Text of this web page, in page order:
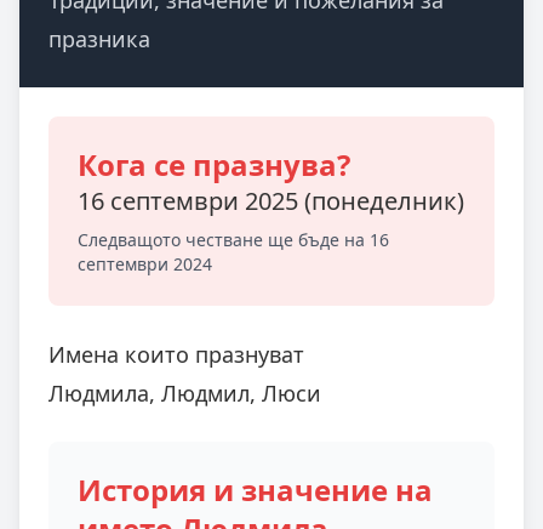
празника
Кога се празнува?
16 септември 2025 (понеделник)
Следващото честване ще бъде на 16
септември 2024
Имена които празнуват
Людмила, Людмил, Люси
История и значение на